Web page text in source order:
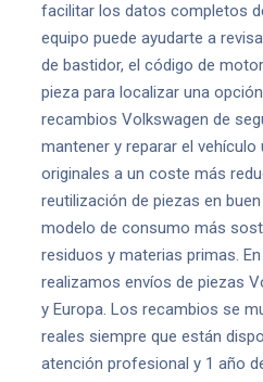
facilitar los datos completos
equipo puede ayudarte a
de bastidor, el código de
pieza para localizar una
recambios Volkswagen de
mantener y reparar el
originales a un coste más
reutilización de piezas en
modelo de consumo más
residuos y materias primas.
realizamos envíos de piezas
y Europa. Los recambios se
reales siempre que están
atención profesional y 1 año